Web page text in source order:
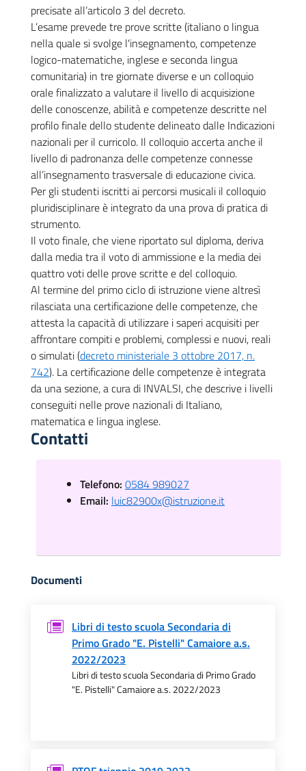
precisate all’articolo 3 del decreto.
L’esame prevede tre prove scritte (italiano o lingua
nella quale si svolge l'insegnamento, competenze
logico-matematiche, inglese e seconda lingua
comunitaria) in tre giornate diverse e un colloquio
orale finalizzato a valutare il livello di acquisizione
delle conoscenze, abilità e competenze descritte nel
profilo finale dello studente delineato dalle Indicazioni
nazionali per il curricolo. Il colloquio accerta anche il
livello di padronanza delle competenze connesse
all’insegnamento trasversale di educazione civica.
Per gli studenti iscritti ai percorsi musicali il colloquio
pluridisciplinare è integrato da una prova di pratica di
strumento.
Il voto finale, che viene riportato sul diploma, deriva
dalla media tra il voto di ammissione e la media dei
quattro voti delle prove scritte e del colloquio.
Al termine del primo ciclo di istruzione viene altresì
rilasciata una certificazione delle competenze, che
attesta la capacità di utilizzare i saperi acquisiti per
affrontare compiti e problemi, complessi e nuovi, reali
o simulati (decreto ministeriale 3 ottobre 2017, n.
742). La certificazione delle competenze è integrata
da una sezione, a cura di INVALSI, che descrive i livelli
conseguiti nelle prove nazionali di Italiano,
matematica e lingua inglese.
Contatti
Telefono: 0584 989027
Email: luic82900x@istruzione.it
Documenti
Libri di testo scuola Secondaria di
Primo Grado "E. Pistelli" Camaiore a.s.
2022/2023
Libri di testo scuola Secondaria di Primo Grado
"E. Pistelli" Camaiore a.s. 2022/2023